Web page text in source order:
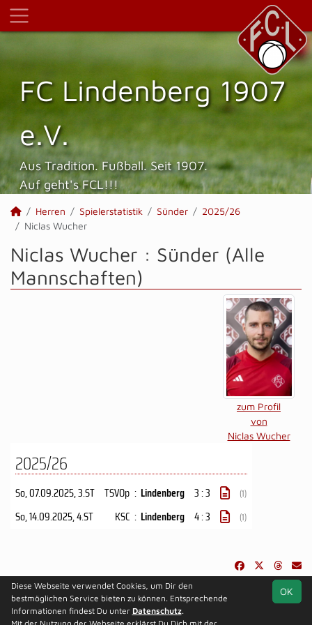
FC Lindenberg 1907
e.V.
Aus Tradition. Fußball. Seit 1907.
Auf geht's FCL!!!
Herren Spielerstatistik Sünder
2025/26
Niclas Wucher
Niclas Wucher : Sünder (Alle
Mannschaften)
zum Profil
von
Niclas Wucher
2025/26
So, 07.09.2025, 3.ST TSVOp : Lindenberg 3 : 3 (1)
So, 14.09.2025, 4.ST KSC : Lindenberg 4 : 3 (1)
soccero.de
© 2006 - 2026
OK
Diese Webseite verwendet Cookies, um Dir den
bestmöglichen Service bieten zu können. Entsprechende
Informationen findest Du unter Datenschutz.